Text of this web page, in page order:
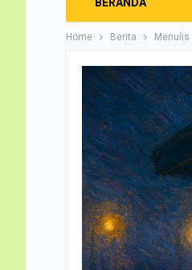
Home Berita Menulis